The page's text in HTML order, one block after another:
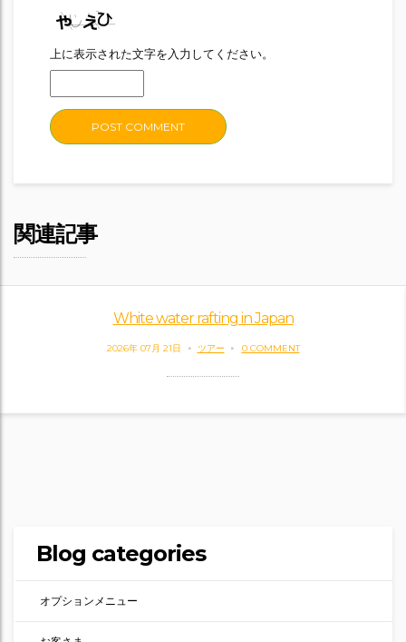
上に表示された文字を入力してください。
関連記事
White water rafting in Japan
2026年 07月 21日 ツアー 0 COMMENT
Blog categories
オプションメニュー